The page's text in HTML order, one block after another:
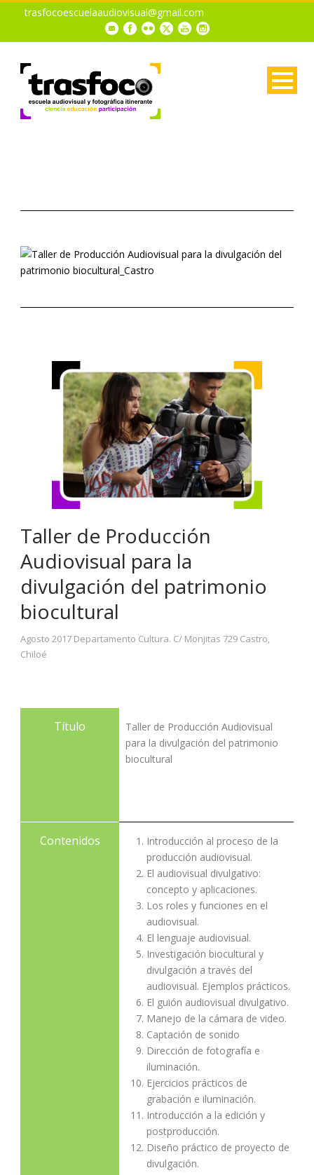
trasfocoescuelaaudiovisual@gmail.com
Taller de Producción
Audiovisual para la
divulgación del patrimonio
biocultural
Agosto 2017 Departamento Cultura. C/ Monjitas 729 Castro,
Chiloé
Título
Taller de Producción Audiovisual
para la divulgación del patrimonio
biocultural
Contenidos
Introducción al proceso de la
producción audiovisual.
El audiovisual divulgativo:
concepto y aplicaciones.
Los roles y funciones en el
audiovisual.
El lenguaje audiovisual.
Investigación biocultural y
divulgación a través del
audiovisual. Ejemplos prácticos.
El guión audiovisual divulgativo.
Manejo de la cámara de video.
Captación de sonido
Dirección de fotografía e
iluminación.
Ejercicios prácticos de
grabación e iluminación.
Introducción a la edición y
postproducción.
Diseño práctico de proyecto de
divulgación.